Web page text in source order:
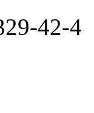
42-4